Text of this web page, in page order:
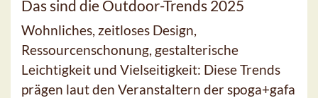
Das sind die Outdoor-Trends 2025
Wohnliches, zeitloses Design,
Ressourcenschonung, gestalterische
Leichtigkeit und Vielseitigkeit: Diese Trends
prägen laut den Veranstaltern der spoga+gafa